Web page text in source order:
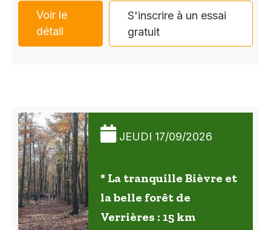
Voir le
détail
S'inscrire à un essai
gratuit
JEUDI 17/09/2026
* La tranquille Bièvre et
la belle forêt de
Verrières : 15 km